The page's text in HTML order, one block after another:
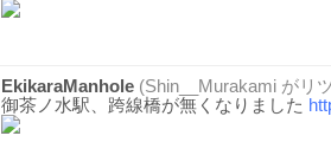
EkikaraManhole (Shin__Murakami がリ
御茶ノ水駅、跨線橋が無くなりました